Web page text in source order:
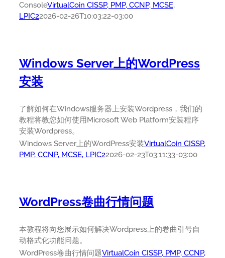
ConsoleVirtualCoin CISSP, PMP, CCNP, MCSE,
LPIC22026-02-26T10:03:22-03:00
Windows Server上的WordPress
安装
了解如何在Windows服务器上安装Wordpress，我们的
教程将教您如何使用Microsoft Web Platform安装程序
安装Wordpress。
Windows Server上的WordPress安装VirtualCoin CISSP,
PMP, CCNP, MCSE, LPIC22026-02-23T03:11:33-03:00
WordPress卷曲行情问题
本教程将向您展示如何解决Wordpress上的卷曲引号自
动格式化功能问题。
WordPress卷曲行情问题VirtualCoin CISSP, PMP, CCNP,